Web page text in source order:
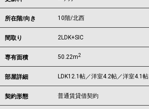
所在階/向き 10階/北西
間取り 2LDK+SIC
専有面積 50.22m2
部屋詳細 LDK12.1帖／洋室4.2帖／洋室4.1帖
契約形態 普通賃貸借契約